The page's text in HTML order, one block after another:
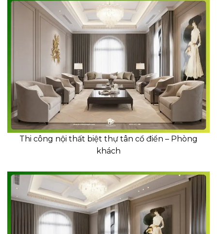
Thi công nội thất biệt thự tân cổ điển – Phòng
khách